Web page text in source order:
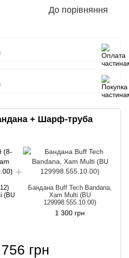
До порівняння
+ Шарф-труба
(BU
Бандана Buff Tech Bandana,
Xam Multi (BU
129998.555.10.00)
1 300 грн
грн